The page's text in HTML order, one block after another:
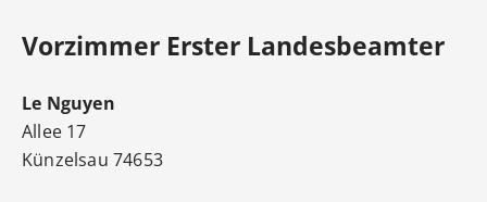
Vorzimmer Erster Landesbeamter
Le Nguyen
Allee 17
74653
Künzelsau